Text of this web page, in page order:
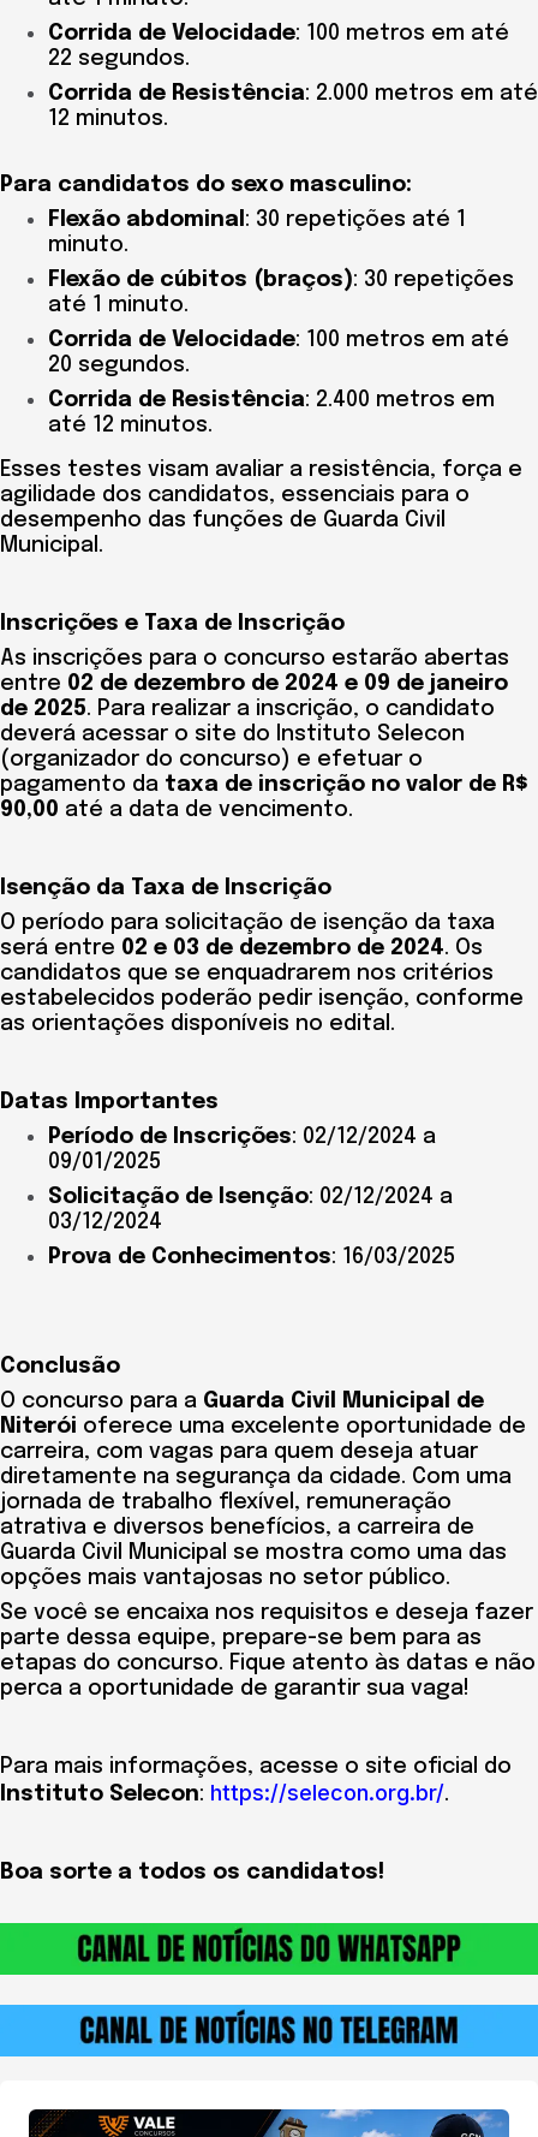
Corrida de Velocidade: 100 metros em até
22 segundos.
Corrida de Resistência: 2.000 metros em até
12 minutos.
Para candidatos do sexo masculino:
Flexão abdominal : 30 repetições até 1
minuto.
Flexão de cúbitos (braços): 30 repetições
até 1 minuto.
Corrida de Velocidade: 100 metros em até
20 segundos.
Corrida de Resistência: 2.400 metros em
até 12 minutos.
Esses testes visam avaliar a resistência, força e
agilidade dos candidatos, essenciais para o
desempenho das funções de Guarda Civil
Municipal.
Inscrições e Taxa de Inscrição
As inscrições para o concurso estarão abertas
entre 02 de dezembro de 2024 e 09 de janeiro
de 2025. Para realizar a inscrição, o candidato
deverá acessar o site do Instituto Selecon
(organizador do concurso) e efetuar o
pagamento da taxa de inscrição no valor de R$
90,00 até a data de vencimento.
Isenção da Taxa de Inscrição
O período para solicitação de isenção da taxa
será entre 02 e 03 de dezembro de 2024. Os
candidatos que se enquadrarem nos critérios
estabelecidos poderão pedir isenção, conforme
as orientações disponíveis no edital.
Datas Importantes
Período de Inscrições: 02/12/2024 a
09/01/2025
Solicitação de Isenção: 02/12/2024 a
03/12/2024
Prova de Conhecimentos: 16/03/2025
Conclusão
O concurso para a Guarda Civil Municipal de
Niterói oferece uma excelente oportunidade de
carreira, com vagas para quem deseja atuar
diretamente na segurança da cidade. Com uma
jornada de trabalho flexível, remuneração
atrativa e diversos benefícios, a carreira de
Guarda Civil Municipal se mostra como uma das
opções mais vantajosas no setor público.
Se você se encaixa nos requisitos e deseja fazer
parte dessa equipe, prepare-se bem para as
etapas do concurso. Fique atento às datas e não
perca a oportunidade de garantir sua vaga!
Para mais informações, acesse o site oficial do
Instituto Selecon: https://selecon.org.br/.
Boa sorte a todos os candidatos!